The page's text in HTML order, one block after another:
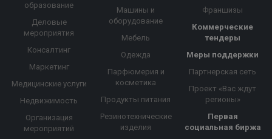
образование
Деловые
мероприятия
Консалтинг
Маркетинг
Медицинские услуги
Недвижимость
Организация
мероприятий
Машины и
оборудование
Мебель
Одежда
Парфюмерия и
косметика
Продукты питания
Резинотехнические
изделия
Франшизы
Коммерческие
тендеры
Меры поддержки
Партнерская сеть
Проект «Вас ждут
регионы»
Первая
социальная биржа